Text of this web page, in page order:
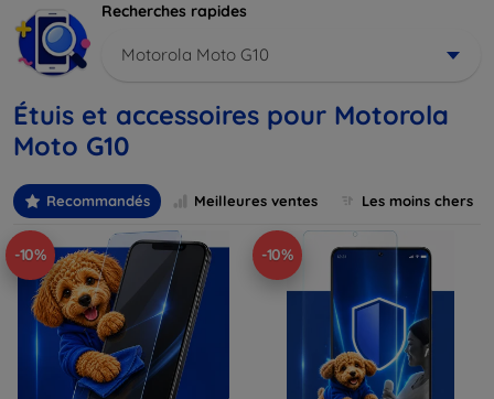
Recherches rapides
Motorola Moto G10
Étuis et accessoires pour Motorola
Moto G10
Recommandés Meilleures ventes Les moins chers
-10% -10%